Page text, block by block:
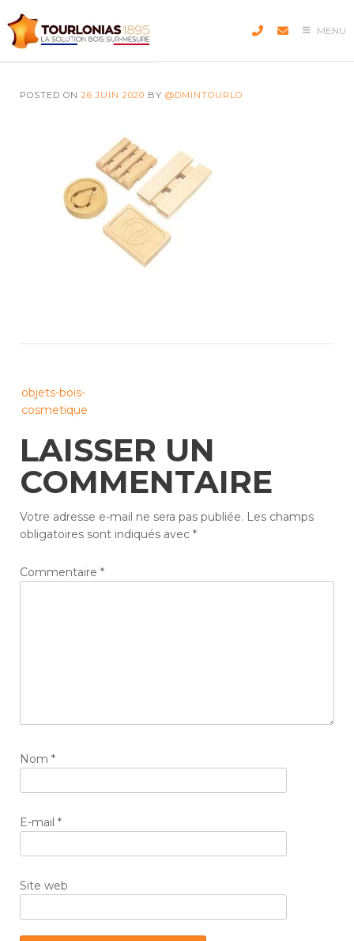
to
content
MENU
POSTED ON 26 JUIN 2020 BY @DMINTOURLO
navigation
objets-bois-
cosmetique
LAISSER UN
COMMENTAIRE
Votre adresse e-mail ne sera pas publiée. Les champs
obligatoires sont indiqués avec *
Commentaire *
Nom *
E-mail *
Site web